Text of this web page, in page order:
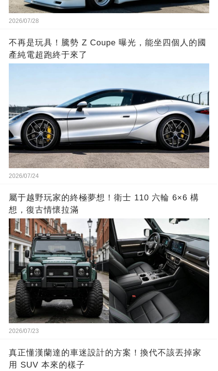
2026/07/28
不再是玩具！騰勢 Z Coupe 曝光，能坐四個人的國
產純電超跑終于來了
2026/07/24
屬于越野玩家的終極夢想！衛士 110 六輪 6×6 構
想，復古情懷拉滿
2026/07/23
真正懂漢蘭達的車迷設計的方案！換代不該丟掉家
用 SUV 本來的樣子